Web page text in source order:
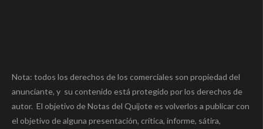
Nota: todos los derechos de los comerciales son propiedad del
anunciante, y su contenido está protegido por los derechos de
autor. El objetivo de Notas del Quijote es volverlos a publicar con
el objetivo de alguna presentación, crítica, informe, sátira,